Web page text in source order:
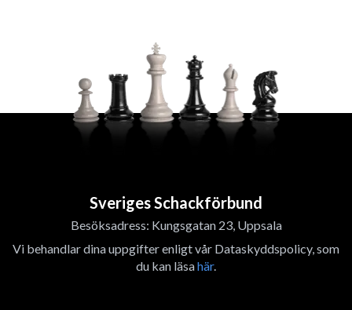
Sveriges Schackförbund
Besöksadress: Kungsgatan 23, Uppsala
Vi behandlar dina uppgifter enligt vår Dataskyddspolicy, som
du kan läsahär.